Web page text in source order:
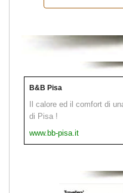
B&B Pisa
Il calore ed il comfort di
di Pisa !
www.bb-pisa.it